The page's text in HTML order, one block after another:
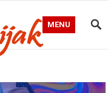
MENU